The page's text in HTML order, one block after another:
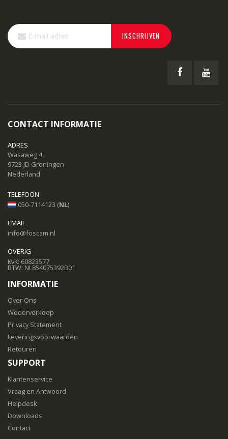
Abonneer
u
op
INSCHRIJVEN
CONTACT INFORMATIE
ADRES
Wasaweg 4
9723 JD Groningen
Nederland
TELEFOON
050-7114123 (NL)
EMAIL
info@foscam.nl
OVERIG
KvK: 60823577
BTW: NL854075392B01
INFORMATIE
Over Ons
Wederverkoop
Privacy Statement
Leveringsvoorwaarden
Retouren
SUPPORT
Klantenservice
Vraag en Antwoord
Helpdesk
Downloads
Contact